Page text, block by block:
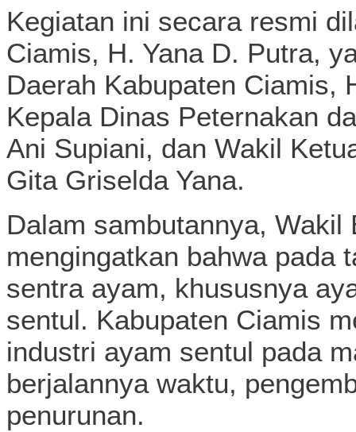
Kegiatan ini secara resmi
Ciamis, H. Yana D. Putra,
Daerah Kabupaten Ciamis,
Kepala Dinas Peternakan
Ani Supiani, dan Wakil
Gita Griselda Yana.
Dalam sambutannya,
mengingatkan bahwa pada
sentra ayam, khususnya
sentul. Kabupaten Ciamis
industri ayam sentul pada
berjalannya waktu,
penurunan.